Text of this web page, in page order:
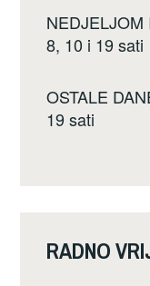
NEDJELJOM
8, 10 i 19 sati
OSTALE
19 sati
RADNO